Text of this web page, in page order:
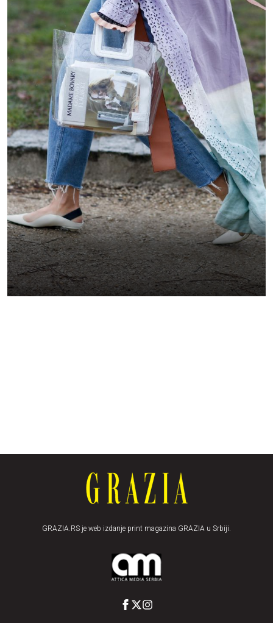
GRAZIA.RS je web izdanje print magazina GRAZIA u Srbiji.